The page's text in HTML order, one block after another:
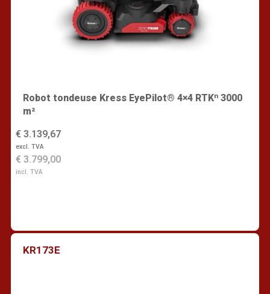
Robot tondeuse Kress EyePilot® 4×4 RTKⁿ 3000
m²
€ 3.139,67
excl. TVA
€ 3.799,00
incl. TVA
KR173E